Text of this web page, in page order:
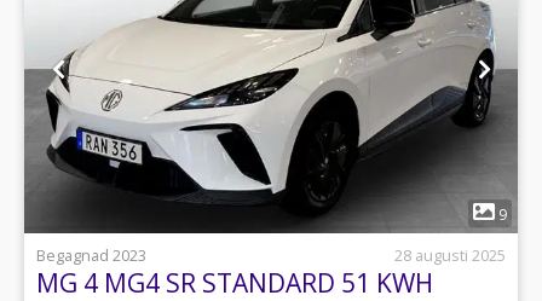
1
9
Begagnad 2023
28 augusti 2025
MG 4 MG4 SR STANDARD 51 KWH